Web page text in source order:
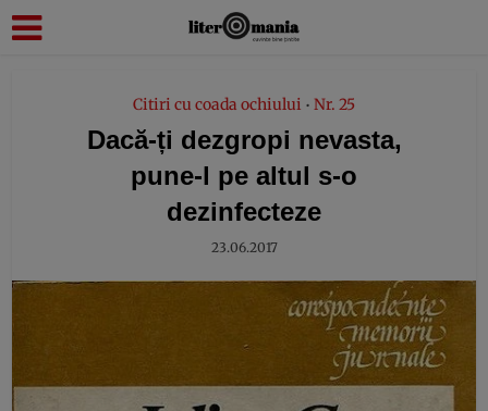
Citiri cu coada ochiului • Nr. 25
Dacă-ți dezgropi nevasta,
pune-l pe altul s-o
dezinfecteze
23.06.2017
modal-check